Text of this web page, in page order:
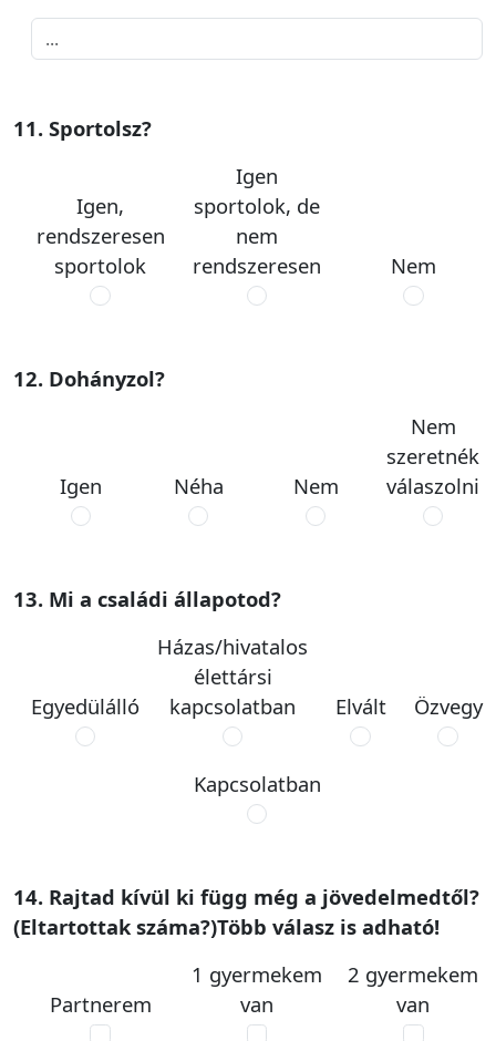
11. Sportolsz?
Igen,
rendszeresen
sportolok
Igen
sportolok, de
nem
rendszeresen
Nem
12. Dohányzol?
Igen Néha Nem
Nem
szeretnék
válaszolni
13. Mi a családi állapotod?
Egyedülálló
Házas/hivatalos
élettársi
kapcsolatban
Elvált Özvegy
Kapcsolatban
14. Rajtad kívül ki függ még a jövedelmedtől?
(Eltartottak száma?)Több válasz is adható!
Partnerem
1 gyermekem
van
2 gyermekem
van